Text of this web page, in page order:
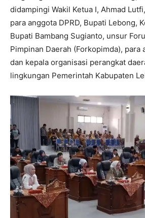
didampingi Wakil Ketua I, Ahmad
para anggota DPRD, Bupati Lebong,
Bupati Bambang Sugianto, unsur
Pimpinan Daerah (Forkopimda), para
dan kepala organisasi perangkat
lingkungan Pemerintah Kabupaten